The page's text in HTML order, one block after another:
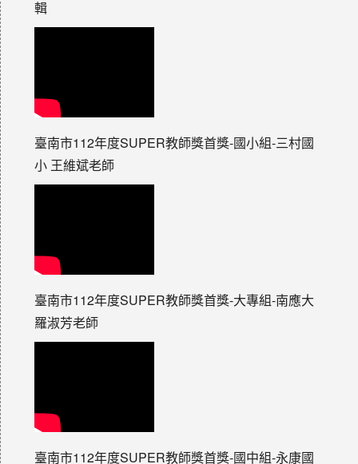
輯
臺南市112年度SUPER教師獎首獎-國小組-三村國
小 王維斌老師
臺南市112年度SUPER教師獎首獎-大專組-南應大
羅淑芳老師
臺南市112年度SUPER教師獎首獎-國中組-永康國